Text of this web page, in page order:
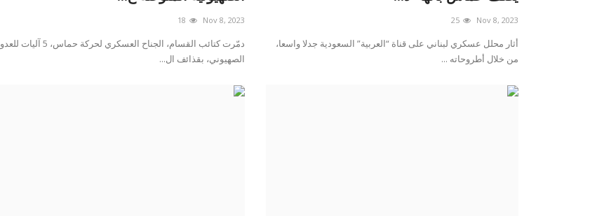
Nov 8, 2023
25
أثار محلل عسكري لبناني على قناة “العربية” السعودية جدلا واسعا،
من خلال أطروحاته ...
Nov 8, 2023
18
دمّرت كتائب القسام، الجناح العسكري لحركة حماس، 5 آليات للعدو
الصهيوني، بقذائف ال...